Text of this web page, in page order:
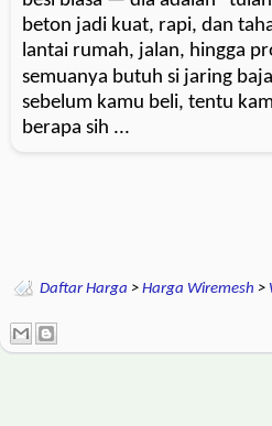
beton jadi kuat, rapi, dan
lantai rumah, jalan, hingga
semuanya butuh si jaring
sebelum kamu beli, tentu
berapa sih ...
Daftar Harga > Harga Wiremesh >